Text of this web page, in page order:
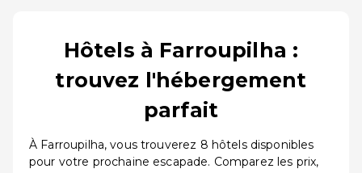
Hôtels à Farroupilha :
trouvez l'hébergement
parfait
À Farroupilha, vous trouverez 8 hôtels disponibles
pour votre prochaine escapade. Comparez les prix,